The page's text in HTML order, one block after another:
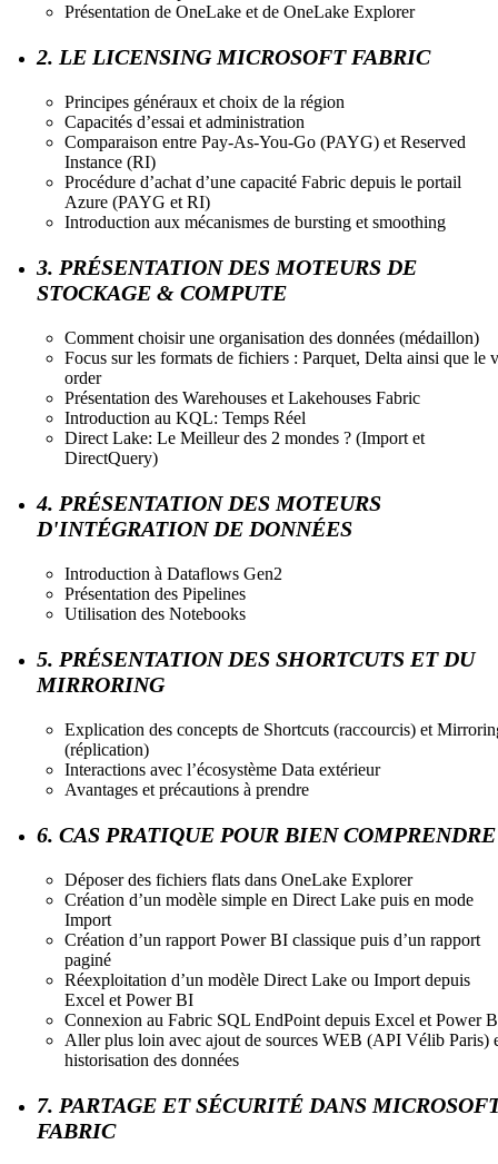
Présentation de OneLake et de OneLake Explorer
2. LE LICENSING MICROSOFT FABRIC
Principes généraux et choix de la région
Capacités d’essai et administration
Comparaison entre Pay-As-You-Go (PAYG) et Reserved
Instance (RI)
Procédure d’achat d’une capacité Fabric depuis le portail
Azure (PAYG et RI)
Introduction aux mécanismes de bursting et smoothing
3. PRÉSENTATION DES MOTEURS DE
STOCKAGE & COMPUTE
Comment choisir une organisation des données (médaillon)
Focus sur les formats de fichiers : Parquet, Delta ainsi que le
order
Présentation des Warehouses et Lakehouses Fabric
Introduction au KQL: Temps Réel
Direct Lake: Le Meilleur des 2 mondes ? (Import et
DirectQuery)
4. PRÉSENTATION DES MOTEURS
D'INTÉGRATION DE DONNÉES
Introduction à Dataflows Gen2
Présentation des Pipelines
Utilisation des Notebooks
5. PRÉSENTATION DES SHORTCUTS ET DU
MIRRORING
Explication des concepts de Shortcuts (raccourcis) et
(réplication)
Interactions avec l’écosystème Data extérieur
Avantages et précautions à prendre
6. CAS PRATIQUE POUR BIEN COMPRENDRE
Déposer des fichiers flats dans OneLake Explorer
Création d’un modèle simple en Direct Lake puis en mode
Import
Création d’un rapport Power BI classique puis d’un rapport
paginé
Réexploitation d’un modèle Direct Lake ou Import depuis
Excel et Power BI
Connexion au Fabric SQL EndPoint depuis Excel et Power
Aller plus loin avec ajout de sources WEB (API Vélib Paris)
historisation des données
7. PARTAGE ET SÉCURITÉ DANS
FABRIC